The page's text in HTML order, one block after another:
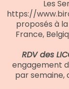
Les
https://
proposés à
France,
RDV des
engagement
par semaine,